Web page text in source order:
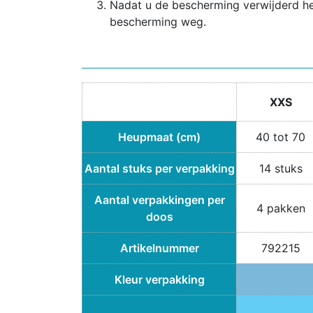
Nadat u de bescherming verwijderd
bescherming weg.
XXS
Heupmaat (cm) 40 tot 70
Aantal stuks per verpakking 14 stuks
Aantal verpakkingen per
doos
4 pakken
Artikelnummer 792215
Kleur verpakking